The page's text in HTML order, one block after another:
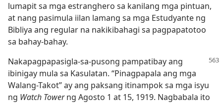
lumapit sa mga estranghero sa kanilang mga pintuan,
at nang pasimula iilan lamang sa mga Estudyante ng
Bibliya ang regular na nakikibahagi sa pagpapatotoo
sa bahay-bahay.
Nakapagpapasigla-sa-pusong pampatibay ang
ibinigay mula sa Kasulatan. “Pinagpapala ang mga
Walang-Takot” ay ang paksang itinampok sa mga isyu
ng Watch Towerng Agosto 1 at 15, 1919. Nagbabala ito